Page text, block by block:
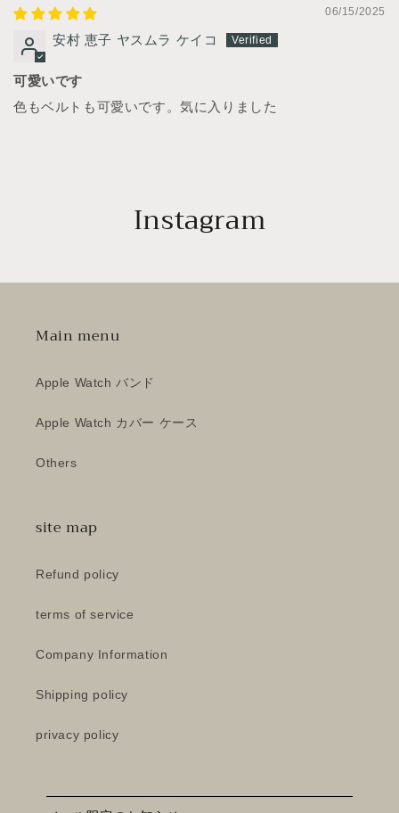
06/15/2025
安村 恵子 ヤスムラ ケイコ
可愛いです
色もベルトも可愛いです。気に入りました
Instagram
Main menu
Apple Watch バンド
Apple Watch カバー ケース
Others
site map
Refund policy
terms of service
Company Information
Shipping policy
privacy policy